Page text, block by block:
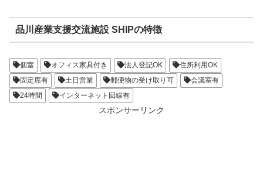
品川産業支援交流施設 SHIPの特徴
個室 オフィス家具付き 法人登記OK
住所利用OK
固定席有
土日営業 郵便物の受け取り可
会議室有
24時間
インターネット回線有
スポンサーリンク